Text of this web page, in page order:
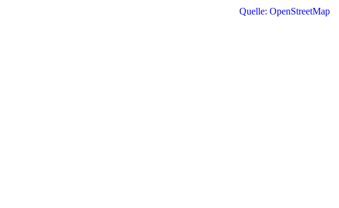
Quelle: OpenStreetMap